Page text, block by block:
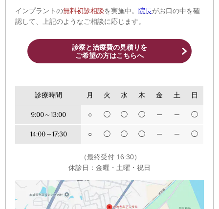
インプラントの無料初診相談を実施中。 院長がお口の中を確
認して、上記のようなご相談に応じます。
診察と治療費の見積りを
​ご希望の方はこちらへ
診療時間 月 火 水 木 金 土 日
9:00～13:00 ○ ◯ ◯ ◯ ─ ─ ◯
14:00～17:30 ○ ◯ ◯ ◯ ─ ─ ◯
（最終受付 16:30）
休診日：金曜・土曜・祝日